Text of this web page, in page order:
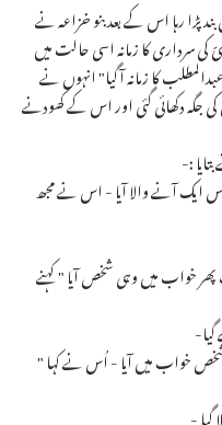
پڑا رہا اس کے بعد بنو خزاعہ نے
کی سرداری کا زمانہ اسی حالت میں
کا زمانہ آگیا" انہوں نے
جگہ دکھائی گئی اور اس کے کھودنے
:-
ایک آنے والا آیا - اس نے مجھ
خواب میں وہی شخص آیا " کہنے
شخص خواب میں آیا - اُس نے کہا "
-